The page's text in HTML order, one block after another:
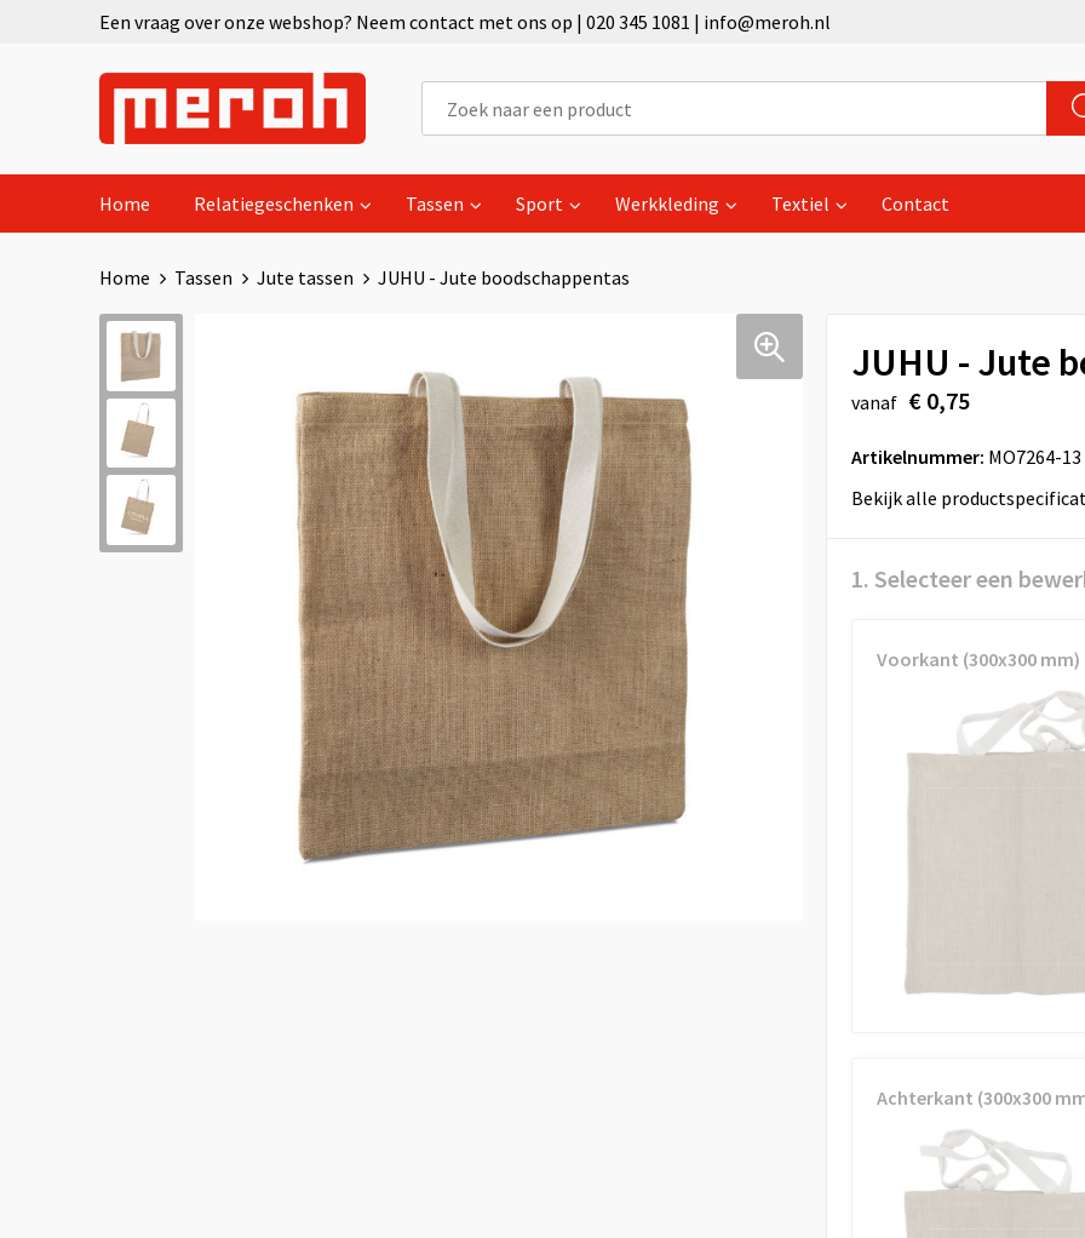
Een vraag over onze webshop? Neem contact met ons op | 020 345 1081 | info@meroh.nl
Home Relatiegeschenken Tassen Sport Werkkleding Textiel Contact
Home Tassen Jute tassen JUHU - Jute boodschappentas
JUHU - Jute
vanaf € 0,75
Artikelnummer: MO7264-13
Bekijk alle
1. Selecteer een
Voorkant (300x300 mm)
Achterkant (300x300